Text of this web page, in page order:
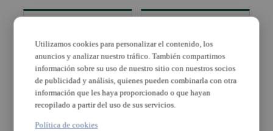
Fomento
mantendrán dos
reuniones para
tratar los
accesos de la
AP-7 y el Plan de
Cercanías
Patricova ha
evitado la
urbanización de
más de 3.500
hectáreas de
suelo inundable»
Utilizamos cookies para personalizar el contenido, los
anuncios y analizar nuestro tráfico. También compartimos
información sobre su uso de nuestro sitio con nuestros socios
de publicidad y análisis, quienes pueden combinarla con otra
información que les haya proporcionado o que hayan
recopilado a partir del uso de sus servicios.
Política de cookies